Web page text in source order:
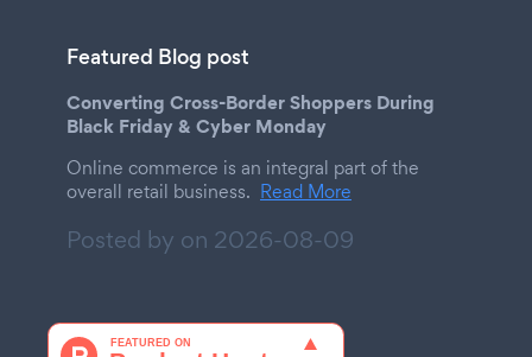
Featured Blog post
Converting Cross-Border Shoppers During
Black Friday & Cyber Monday
Online commerce is an integral part of the
overall retail business. Read More
Posted by on 2026-08-09